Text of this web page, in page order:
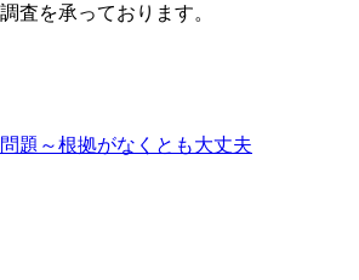
査を承っております。
～根拠がなくとも大丈夫